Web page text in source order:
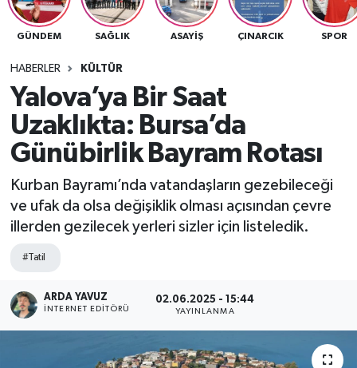
GÜNDEM SAĞLIK ASAYİŞ ÇINARCIK SPOR
HABERLER KÜLTÜR
Yalova’ya Bir Saat
Uzaklıkta: Bursa’da
Günübirlik Bayram Rotası
Kurban Bayramı’nda vatandaşların gezebileceği
ve ufak da olsa değişiklik olması açısından çevre
illerden gezilecek yerleri sizler için listeledik.
#Tatil
ARDA YAVUZ
İNTERNET EDITÖRÜ
02.06.2025 - 15:44
YAYINLANMA
KÜLTÜR
BİLİM VE TEKNOLOJİ
ASAYİŞ
SPOR
ULUSAL
İLÇELERİMİZ
RESMİ İLAN
Yalova Trafik Yoğunluk Haritası
Tüm Manşetler
Son Dakika Haberleri